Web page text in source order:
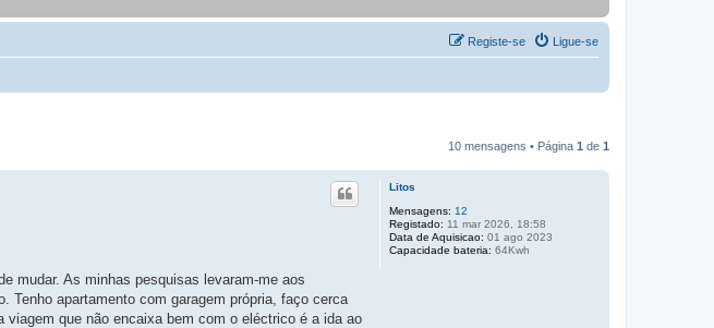
Ligue-se
Registe-se
10 mensagens • Página 1 de 1
Litos
Mensagens: 12
Registado: 11 mar 2026, 18:58
Data de Aquisicao: 01 ago 2023
Capacidade bateria: 64Kwh
mudar. As minhas pesquisas levaram-me aos
Tenho apartamento com garagem própria, faço cerca
que não encaixa bem com o eléctrico é a ida ao